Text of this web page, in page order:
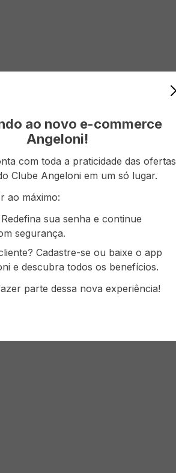
ao novo e-commerce
Angeloni!
com toda a praticidade das ofertas
Clube Angeloni em um só lugar.
ao máximo:
sua senha e continue
segurança.
Cadastre-se ou baixe o app
e descubra todos os benefícios.
parte dessa nova experiência!